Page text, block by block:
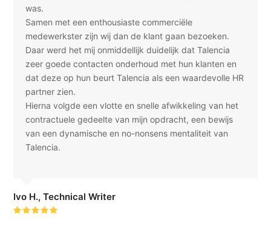
was.
Samen met een enthousiaste commerciële
medewerkster zijn wij dan de klant gaan bezoeken.
Daar werd het mij onmiddellijk duidelijk dat Talencia
zeer goede contacten onderhoud met hun klanten en
dat deze op hun beurt Talencia als een waardevolle HR
partner zien.
Hierna volgde een vlotte en snelle afwikkeling van het
contractuele gedeelte van mijn opdracht, een bewijs
van een dynamische en no-nonsens mentaliteit van
Talencia.
Ivo H., Technical Writer